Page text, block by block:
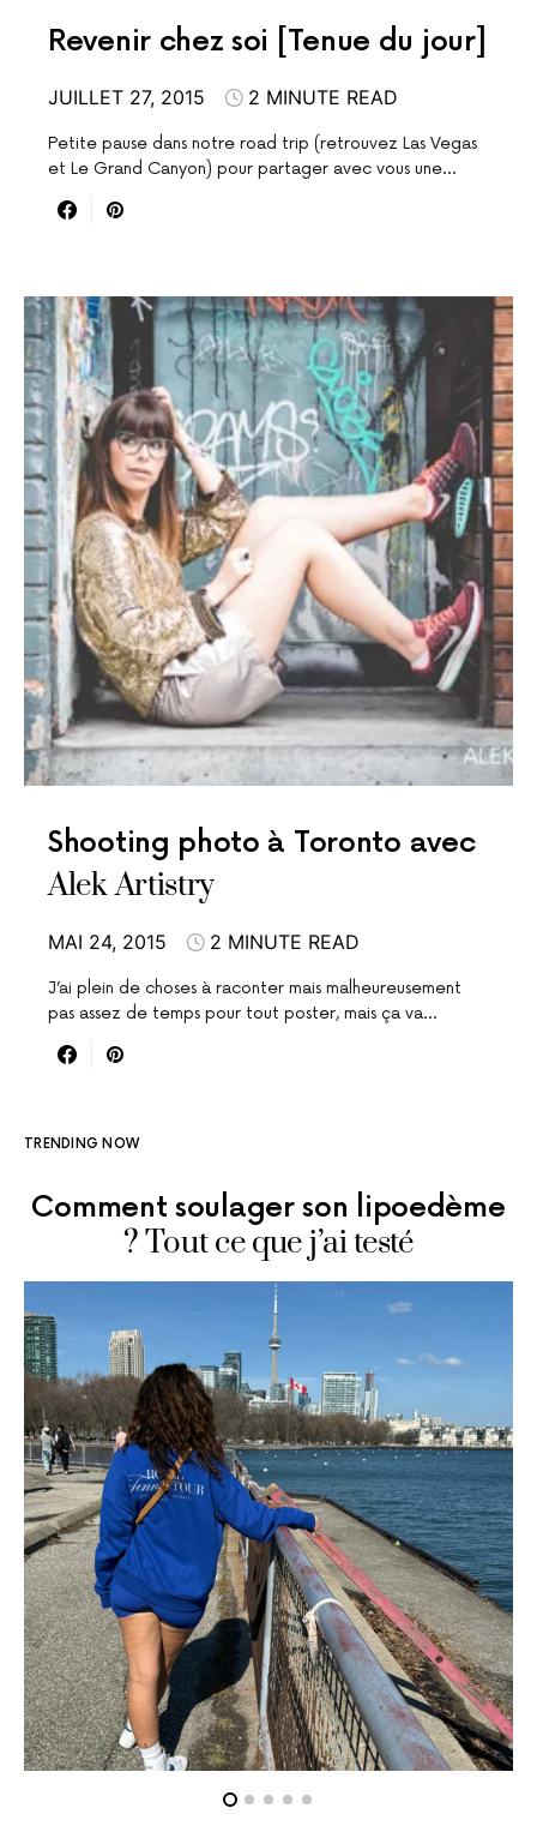
Revenir chez soi [Tenue du jour]
JUILLET 27, 2015 2 MINUTE READ
Petite pause dans notre road trip (retrouvez Las Vegas
et Le Grand Canyon) pour partager avec vous une…
Shooting photo à Toronto avec
Alek Artistry
MAI 24, 2015 2 MINUTE READ
J’ai plein de choses à raconter mais malheureusement
pas assez de temps pour tout poster, mais ça va…
TRENDING NOW
Comment soulager son lipoedème
? Tout ce que j’ai testé